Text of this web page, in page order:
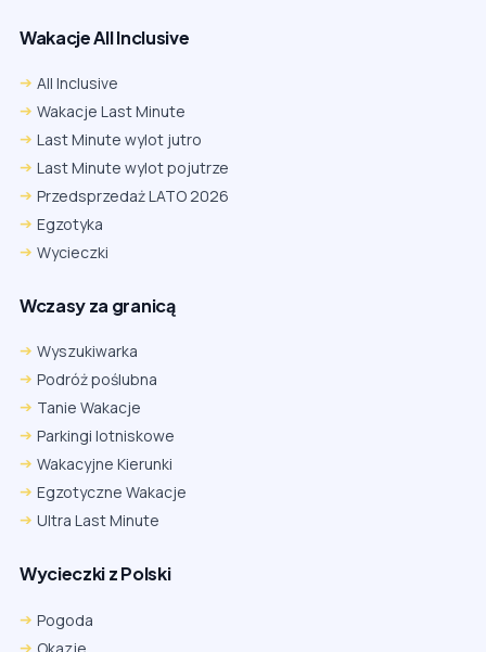
Wakacje All Inclusive
All Inclusive
Wakacje Last Minute
Last Minute wylot jutro
Last Minute wylot pojutrze
Przedsprzedaż LATO 2026
Egzotyka
Wycieczki
Wczasy za granicą
Wyszukiwarka
Podróż poślubna
Tanie Wakacje
Parkingi lotniskowe
Wakacyjne Kierunki
Egzotyczne Wakacje
Ultra Last Minute
Wycieczki z Polski
Pogoda
Okazje